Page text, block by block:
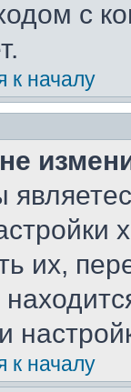
с
к началу
их,
к началу